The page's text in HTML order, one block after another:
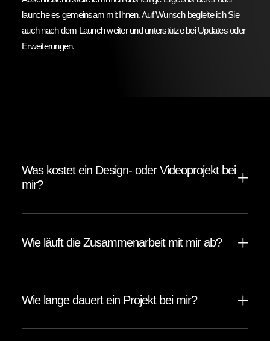
launche es gemeinsam mit Ihnen. Auf Wunsch begleite ich Sie
auch nach dem Launch weiter und unterstütze bei Updates oder
Erweiterungen.
Was kostet ein Design- oder Videoprojekt bei
mir?
Wie läuft die Zusammenarbeit mit mir ab?
Wie lange dauert ein Projekt bei mir?